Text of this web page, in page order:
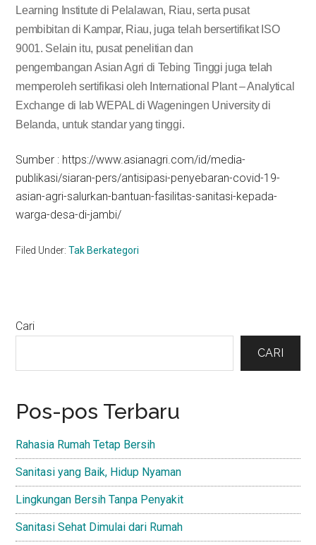
Learning Institute di Pelalawan, Riau, serta pusat
pembibitan di Kampar, Riau, juga telah bersertifikat ISO
9001. Selain itu, pusat penelitian dan
pengembangan Asian Agri di Tebing Tinggi juga telah
memperoleh sertifikasi oleh International Plant – Analytical
Exchange di lab WEPAL di Wageningen University di
Belanda, untuk standar yang tinggi.
Sumber : https://www.asianagri.com/id/media-
publikasi/siaran-pers/antisipasi-penyebaran-covid-19-
asian-agri-salurkan-bantuan-fasilitas-sanitasi-kepada-
warga-desa-di-jambi/
Filed Under:Tak Berkategori
Primary
Cari
CARI
Pos-pos Terbaru
Rahasia Rumah Tetap Bersih
Sanitasi yang Baik, Hidup Nyaman
Lingkungan Bersih Tanpa Penyakit
Sanitasi Sehat Dimulai dari Rumah